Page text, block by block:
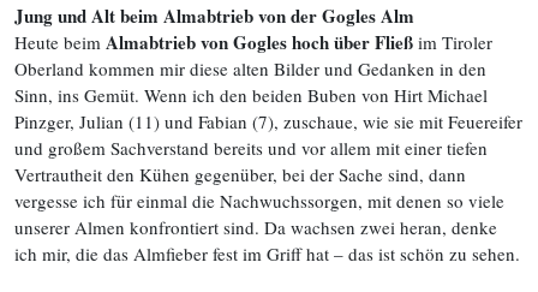
Jung und Alt beim Almabtrieb von der Gogles Alm
Heute beim Almabtrieb von Gogles hoch über Fließ im Tiroler
Oberland kommen mir diese alten Bilder und Gedanken in den
Sinn, ins Gemüt. Wenn ich den beiden Buben von Hirt Michael
Pinzger, Julian (11) und Fabian (7), zuschaue, wie sie mit Feuereifer
und großem Sachverstand bereits und vor allem mit einer tiefen
Vertrautheit den Kühen gegenüber, bei der Sache sind, dann
vergesse ich für einmal die Nachwuchssorgen, mit denen so viele
unserer Almen konfrontiert sind. Da wachsen zwei heran, denke
ich mir, die das Almfieber fest im Griff hat – das ist schön zu sehen.